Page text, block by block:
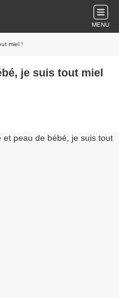
MENU
miel !
je suis tout miel